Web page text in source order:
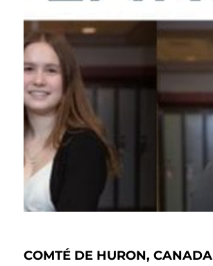
COMTÉ DE HURON, CANADA